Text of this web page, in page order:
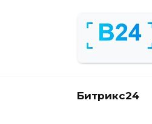
Битрикс24